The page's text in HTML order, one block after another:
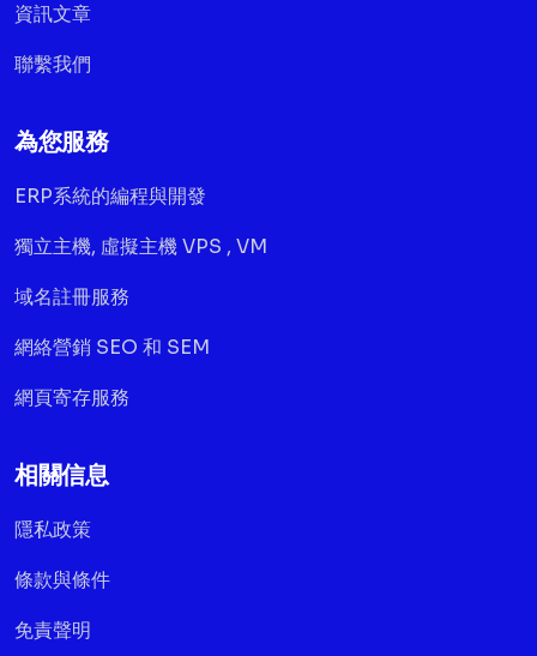
資訊文章
聯繫我們
為您服務
ERP系統的編程與開發
獨立主機, 虛擬主機 VPS , VM
域名註冊服務
網絡營銷 SEO 和 SEM
網頁寄存服務
相關信息
隱私政策
條款與條件
免責聲明